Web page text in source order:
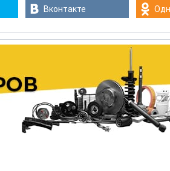
Вконтакте